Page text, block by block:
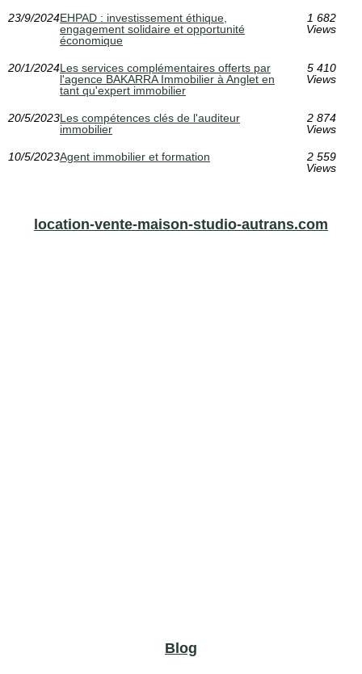
23/9/2024EHPAD : investissement éthique,
engagement solidaire et opportunité
économique
1 682
Views
20/1/2024Les services complémentaires offerts par
l'agence BAKARRA Immobilier à Anglet en
tant qu'expert immobilier
5 410
Views
20/5/2023Les compétences clés de l'auditeur
immobilier
2 874
Views
10/5/2023Agent immobilier et formation
2 559
Views
location-vente-maison-studio-autrans.com
Blog